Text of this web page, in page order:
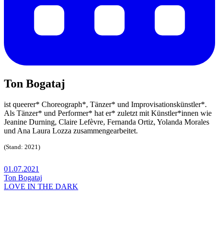
Ton Bogataj
ist queerer* Choreograph*, Tänzer* und Improvisationskünstler*.
Als Tänzer* und Performer* hat er* zuletzt mit Künstler*innen wie
Jeanine Durning, Claire Lefèvre, Fernanda Ortiz, Yolanda Morales
und Ana Laura Lozza zusammengearbeitet.
(Stand: 2021)
01.07.2021
Ton Bogataj
LOVE IN THE DARK